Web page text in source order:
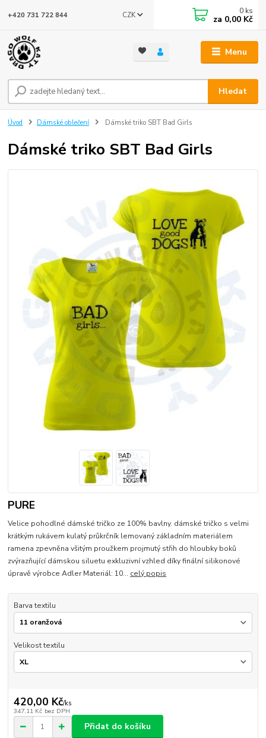
Menu
CZK
Hledat
+420 731 722 844 0 ks
za 0,00 Kč
Úvod Dámské oblečení Dámské triko SBT Bad Girls
Dámské triko SBT Bad Girls
PURE
Velice pohodlné dámské tričko ze 100% bavlny. dámské tričko s velmi
krátkým rukávem kulatý průkrčník lemovaný základním materiálem
ramena zpevněna všitým proužkem projmutý střih do hloubky boků
zvýrazňující dámskou siluetu exkluzivní vzhled díky finální silikonové
úpravě výrobce Adler Materiál: 10... celý popis
Barva textilu
Velikost textilu
420,00 Kč/ks
347,11 Kč bez DPH
Přidat do košíku